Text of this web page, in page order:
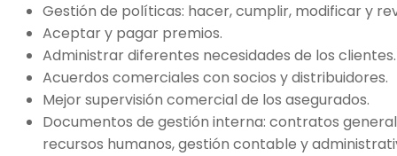
Gestión de políticas: hacer, cumplir, modificar y
Aceptar y pagar premios.
Administrar diferentes necesidades de los clientes.
Acuerdos comerciales con socios y distribuidores.
Mejor supervisión comercial de los asegurados.
Documentos de gestión interna: contratos
recursos humanos, gestión contable y